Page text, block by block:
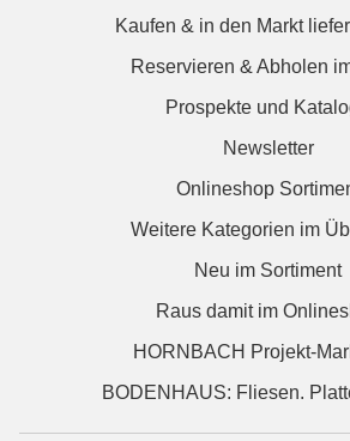
Kaufen & in den Markt
Reservieren & Abholen
Prospekte und
Newsletter
Onlineshop
Weitere Kategorien im
Neu im Sortiment
Raus damit im
HORNBACH Projekt-
BODENHAUS: Fliesen.